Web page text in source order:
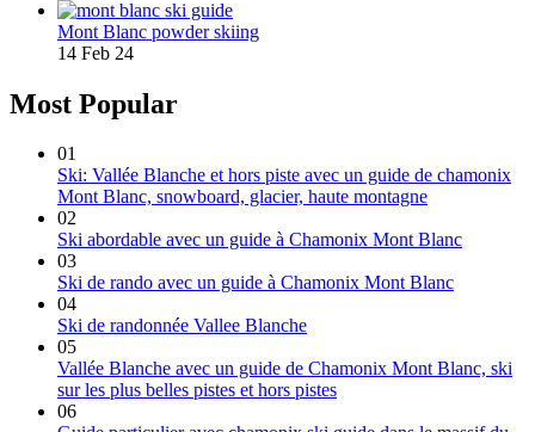
Mont Blanc powder skiing
14 Feb 24
Most Popular
01
Ski: Vallée Blanche et hors piste avec un guide de chamonix
Mont Blanc, snowboard, glacier, haute montagne
02
Ski abordable avec un guide à Chamonix Mont Blanc
03
Ski de rando avec un guide à Chamonix Mont Blanc
04
Ski de randonnée Vallee Blanche
05
Vallée Blanche avec un guide de Chamonix Mont Blanc, ski
sur les plus belles pistes et hors pistes
06